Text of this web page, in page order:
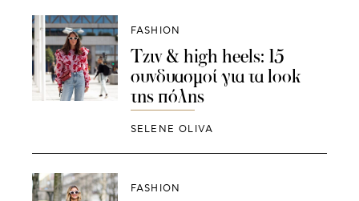
FASHION
Τζιν & high heels: 15
συνδυασμοί για τα look
της πόλης
SELENE OLIVA
FASHION